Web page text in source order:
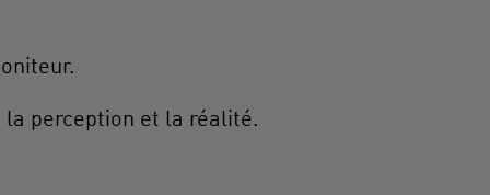
la perception et la réalité.